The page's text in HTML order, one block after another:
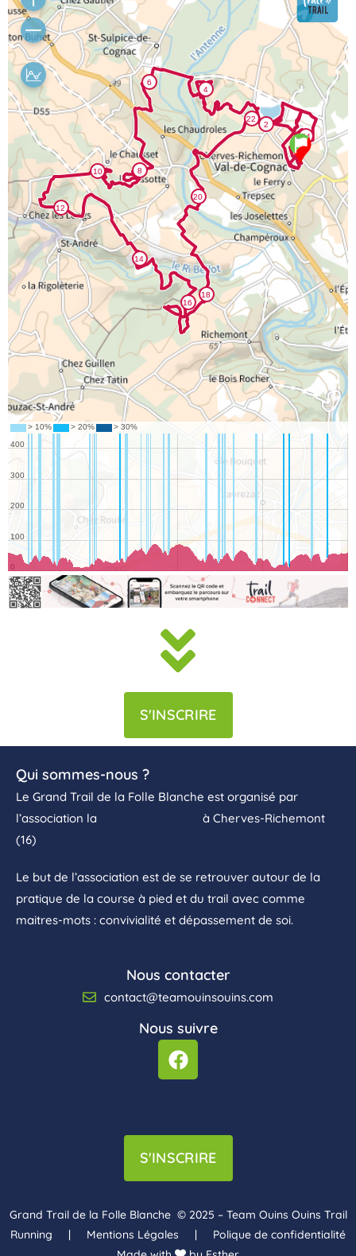
S'INSCRIRE
Qui sommes-nous ?
Le Grand Trail de la Folle Blanche est organisé par
l’association la
à Cherves-Richemont
(16)
Le but de l’association est de se retrouver autour de la
pratique de la course à pied et du trail avec comme
maitres-mots : convivialité et dépassement de soi.
Nous contacter
contact@teamouinsouins.com
Nous suivre
S'INSCRIRE
Grand Trail de la Folle Blanche © 2025 – Team Ouins Ouins Trail
Running | Mentions Légales | Polique de confidentialité